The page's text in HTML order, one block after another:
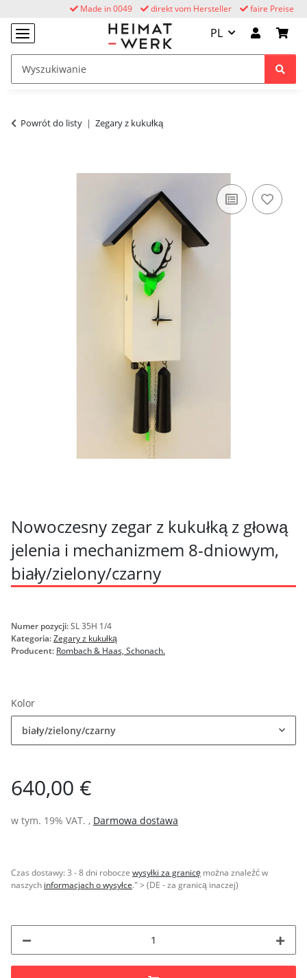
faire Preise
direkt vom Hersteller
Made in 0049
PL
Powrót do listy Zegary z kukułką
Nowoczesny zegar z kukułką z głową
jelenia i mechanizmem 8-dniowym,
biały/zielony/czarny
Numer pozycji:SL 35H 1/4
Kategoria:Zegary z kukułką
Producent: Rombach & Haas, Schonach.
Kolor
biały/zielony/czarny
640,00 €
w tym. 19% VAT. , Darmowa dostawa
Czas dostawy:3 - 8 dni robocze wysyłki za granicę można znaleźć w
naszych informacjach o wysyłce." > (DE - za granicą inaczej)